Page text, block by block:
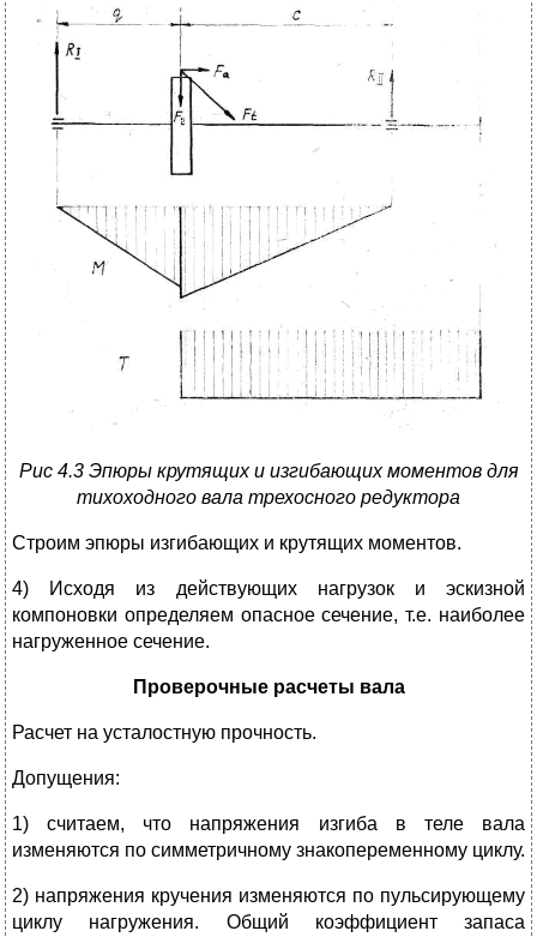
Рис 4.3 Эпюры крутящих и изгибающих моментов для
тихоходного вала трехосного редуктора
Строим эпюры изгибающих и крутящих моментов.
4) Исходя из действующих нагрузок и эскизной
компоновки определяем опасное сечение, т.е. наиболее
нагруженное сечение.
Проверочные расчеты вала
Расчет на усталостную прочность.
Допущения:
1) считаем, что напряжения изгиба в теле вала
изменяются по симметричному знакопеременному циклу.
2) напряжения кручения изменяются по пульсирующему
циклу нагружения. Общий коэффициент запаса